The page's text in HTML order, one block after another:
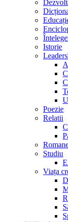
Istorie
Poezie
Relatii
Studiu
Viața